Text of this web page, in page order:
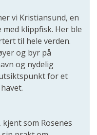
vi Kristiansund, en
klippfisk. Her ble
til hele verden.
og byr på
og nydelig
for et
som Rosenes